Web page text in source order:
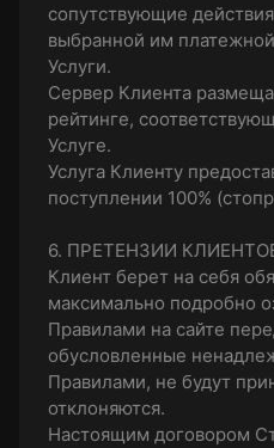
сопутствующие
выбранной им
Услуги.
Сервер Клиента
рейтинге,
Услуге.
Услуга Клиенту
поступлении 100%
6. ПРЕТЕНЗИИ
Клиент берет на себя
максимально подробно
Правилами на сайте
обусловленные
Правилами, не будут
отклоняются.
Настоящим договором